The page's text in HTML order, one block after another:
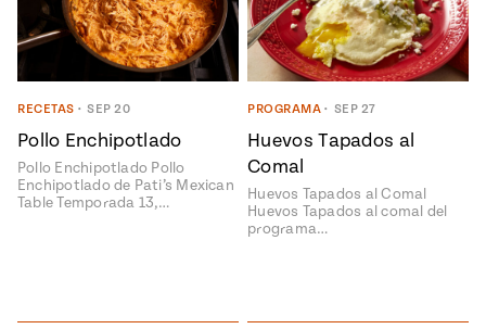
elote
Verano
Parrilla
S14
1409:
en Mi
Pati's
ENGLISH•ESPAÑOL
RECETAS • SEP 20
Pollo Enchipotlado
Pollo Enchipotlado Pollo
Enchipotlado de Pati’s Mexican
Table Temporada 13,…
PROGRAMA • SEP 27
Huevos Tapados al
Comal
Huevos Tapados al Comal
Huevos Tapados al comal del
programa…